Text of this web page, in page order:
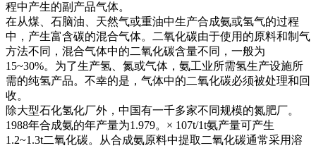
程中产生的副产品气体。
在从煤、石脑油、天然气或重油中生产合成氨或氢气的过程
中，产生富含碳的混合气体。二氧化碳由于使用的原料和制气
方法不同，混合气体中的二氧化碳含量不同，一般为
15~30%。为了生产氢、氮或气体，氨工业所需氢生产设施所
需的纯氢产品。不幸的是，气体中的二氧化碳必须被处理和回
收。
除大型石化氢化厂外，中国有一千多家不同规模的氮肥厂。
1988年合成氨的年产量为1.979。× 107t/1t氨产量可产生
1.2~1.3t二氧化碳。从合成氨原料中提取二氧化碳通常采用溶